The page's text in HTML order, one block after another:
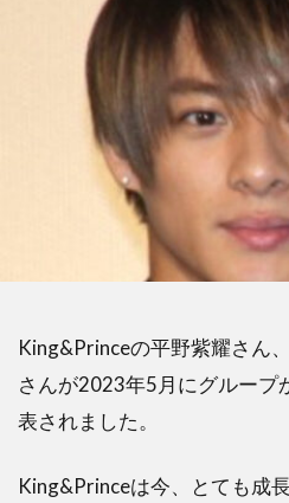
King&Princeの平野紫耀さん
さんが2023年5月にグループ
表されました。
King&Princeは今、とても成